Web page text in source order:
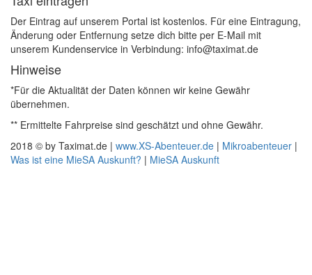
Der Eintrag auf unserem Portal ist kostenlos. Für eine Eintragung,
Änderung oder Entfernung setze dich bitte per E-Mail mit
unserem Kundenservice in Verbindung: info@taximat.de
Hinweise
*Für die Aktualität der Daten können wir keine Gewähr
übernehmen.
** Ermittelte Fahrpreise sind geschätzt und ohne Gewähr.
2018 © by Taximat.de | www.XS-Abenteuer.de | Mikroabenteuer |
Was ist eine MieSA Auskunft? | MieSA Auskunft